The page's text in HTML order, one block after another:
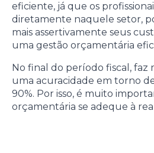
eficiente, já que os
diretamente naquele setor,
mais assertivamente seus
uma gestão orçamentária
No final do período fiscal,
uma acuracidade em torno
90%. Por isso, é muito
orçamentária se adeque à